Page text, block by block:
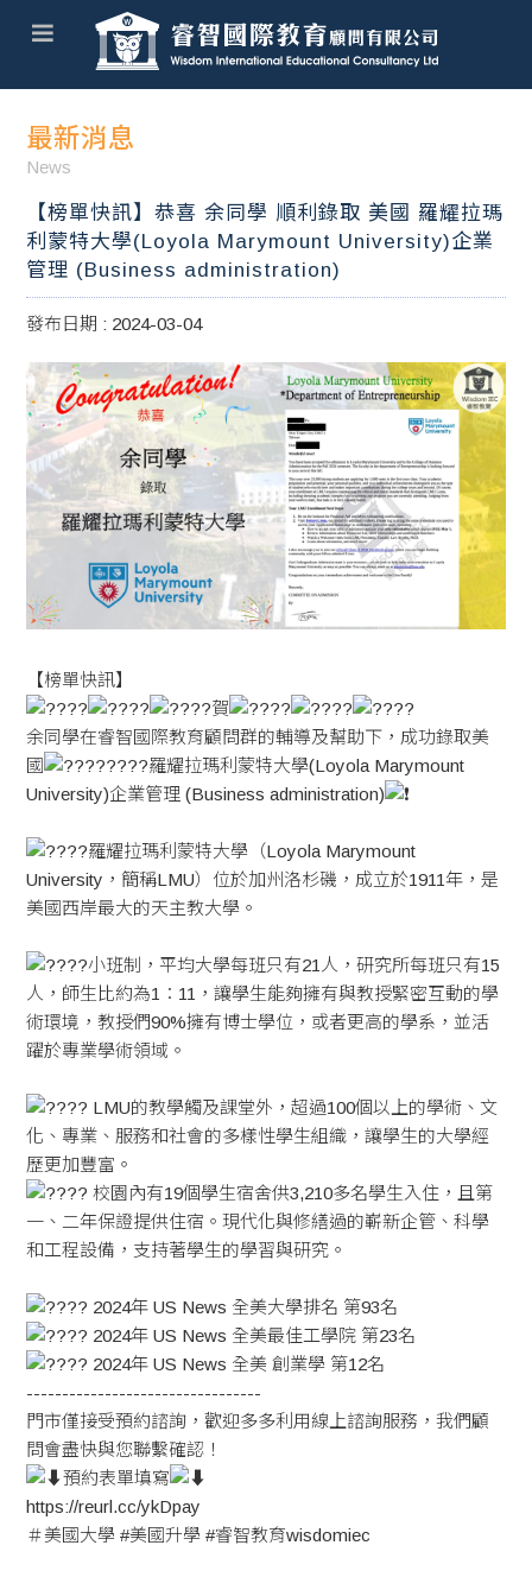
最新消息
News
【榜單快訊】恭喜 余同學 順利錄取 美國 羅耀拉瑪
利蒙特大學(Loyola Marymount University)企業
管理 (Business administration)
發布日期 : 2024-03-04
【榜單快訊】
賀
余同學在睿智國際教育顧問群的輔導及幫助下，成功錄取美
國
羅耀拉瑪利蒙特大學(Loyola Marymount
University)企業管理 (Business administration)
羅耀拉瑪利蒙特大學（Loyola Marymount
University，簡稱LMU）位於加州洛杉磯，成立於1911年，是
美國西岸最大的天主教大學。
小班制，平均大學每班只有21人，研究所每班只有15
人，師生比約為1：11，讓學生能夠擁有與教授緊密互動的學
術環境，教授們90%擁有博士學位，或者更高的學系，並活
躍於專業學術領域。
LMU的教學觸及課堂外，超過100個以上的學術、文
化、專業、服務和社會的多樣性學生組織，讓學生的大學經
歷更加豐富。
校園內有19個學生宿舍供3,210多名學生入住，且第
一、二年保證提供住宿。現代化與修繕過的嶄新企管、科學
和工程設備，支持著學生的學習與研究。
2024年 US News 全美大學排名 第93名
2024年 US News 全美最佳工學院 第23名
2024年 US News 全美 創業學 第12名
---------------------------------
門市僅接受預約諮詢，歡迎多多利用線上諮詢服務，我們顧
問會盡快與您聯繫確認！
預約表單填寫
https://reurl.cc/ykDpay
＃美國大學 #美國升學 #睿智教育wisdomiec